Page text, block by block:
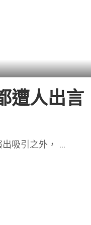
遭人出言
吸引之外， ...